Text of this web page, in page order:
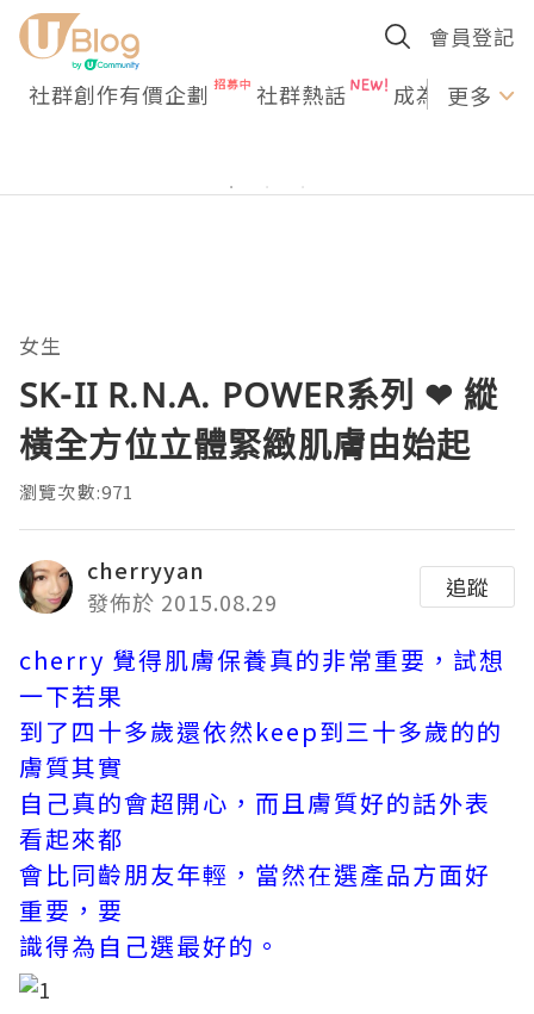
會員登記
社群創作有價企劃 社群熱話 成為U更多
女生
SK-II R.N.A. POWER系列 ❤ 縱
橫全方位立體緊緻肌膚由始起
瀏覽次數:971
cherryyan
發佈於 2015.08.29
追蹤
cherry 覺得肌膚保養真的非常重要，試想
一下若果
到了四十多歲還依然keep到三十多歲的的
膚質其實
自己真的會超開心，而且膚質好的話外表
看起來都
會比同齡朋友年輕，當然在選產品方面好
重要，要
識得為自己選最好的。